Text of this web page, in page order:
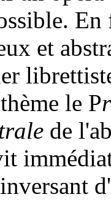
et
le P
de